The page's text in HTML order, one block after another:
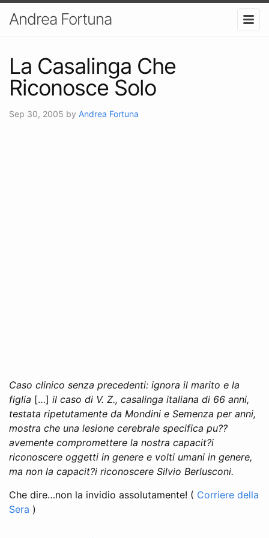
Andrea Fortuna
La Casalinga Che
Riconosce Solo
Sep 30, 2005 by Andrea Fortuna
Caso clinico senza precedenti: ignora il marito e la
figlia […] il caso di V. Z., casalinga italiana di 66 anni,
testata ripetutamente da Mondini e Semenza per anni,
mostra che una lesione cerebrale specifica pu??
avemente compromettere la nostra capacit?i
riconoscere oggetti in genere e volti umani in genere,
ma non la capacit?i riconoscere Silvio Berlusconi.
Che dire…non la invidio assolutamente! ( Corriere della
Sera )